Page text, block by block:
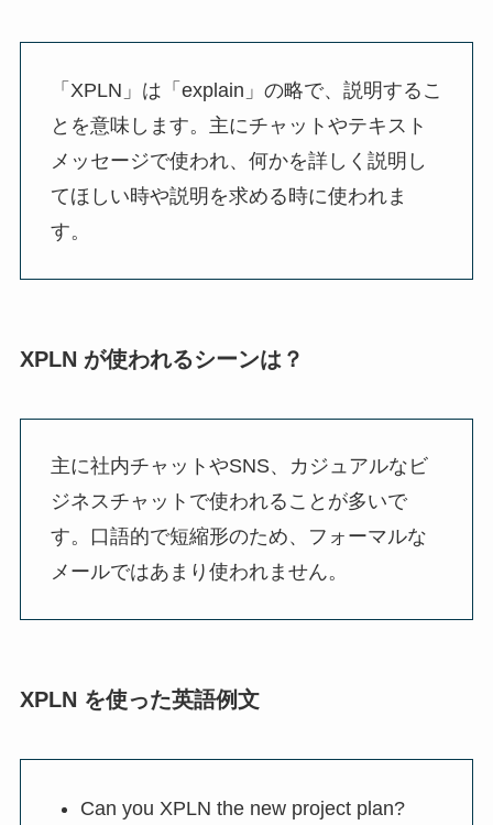
「XPLN」は「explain」の略で、説明するこ
とを意味します。主にチャットやテキスト
メッセージで使われ、何かを詳しく説明し
てほしい時や説明を求める時に使われま
す。
XPLN が使われるシーンは？
主に社内チャットやSNS、カジュアルなビ
ジネスチャットで使われることが多いで
す。口語的で短縮形のため、フォーマルな
メールではあまり使われません。
XPLN を使った英語例文
Can you XPLN the new project plan?